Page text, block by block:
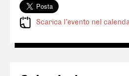
Scarica l’evento nel